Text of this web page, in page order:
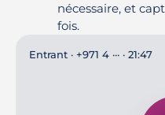
nécessaire, et
fois.
Entrant · +971 4 ··· · 21:47